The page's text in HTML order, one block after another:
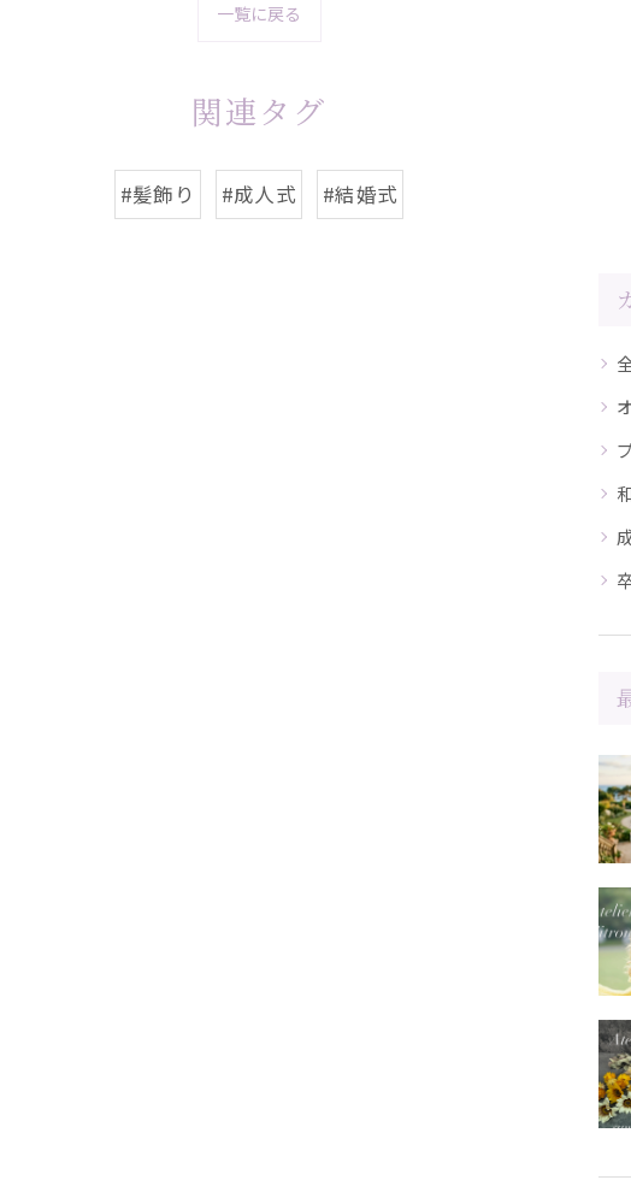
一覧に戻る
関連タグ
#髪飾り #成人式 #結婚式